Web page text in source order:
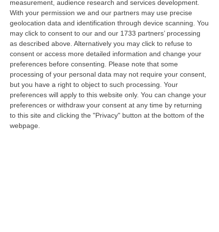
measurement, audience research and services development.
With your permission we and our partners may use precise
geolocation data and identification through device scanning. You
may click to consent to our and our 1733 partners’ processing
as described above. Alternatively you may click to refuse to
consent or access more detailed information and change your
preferences before consenting.
Please note that some
processing of your personal data may not require your consent,
but you have a right to object to such processing. Your
preferences will apply to this website only. You can change your
preferences or withdraw your consent at any time by returning
to this site and clicking the "Privacy" button at the bottom of the
webpage.
08 Agosto, 22:19
Messina, I “No Ponte” Di Nuovo In Marcia
“MESSINA “Chiediamo che venga chiusa la società Stretto di Messina. La
liquidazione era stata già indicata dal governo Monti nel 2013, e la…
08 Agosto, 21:20
Vinitaly And The City A Reggio: Il Grande Abbraccio Tra Identità
Del Territorio, Storia E Cultura – FOTO
“REGGIO CALABRIA Vinitaly and the City arriva a Reggio Calabria. Dopo il
successo dell’edizione di Sibari, dove la manifestazione ha fatto s…
08 Agosto, 20:47